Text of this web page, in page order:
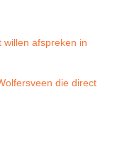
willen afspreken in
die direct